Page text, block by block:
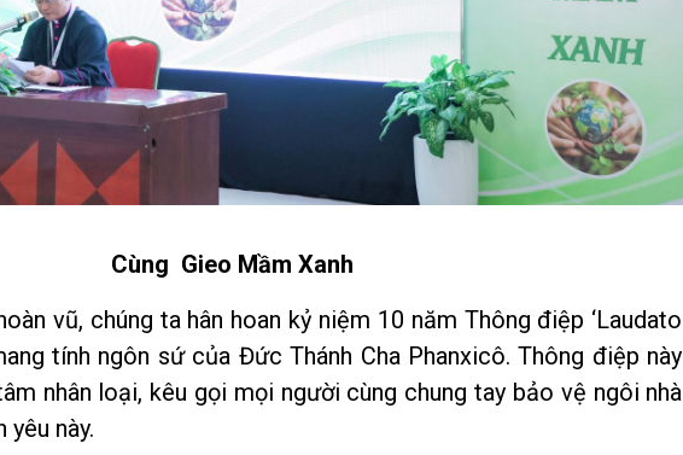
Cùng Gieo Mầm Xanh
vũ, chúng ta hân hoan kỷ niệm 10 năm Thông điệp ‘Laudato
tính ngôn sứ của Đức Thánh Cha Phanxicô. Thông điệp này
nhân loại, kêu gọi mọi người cùng chung tay bảo vệ ngôi nhà
này.